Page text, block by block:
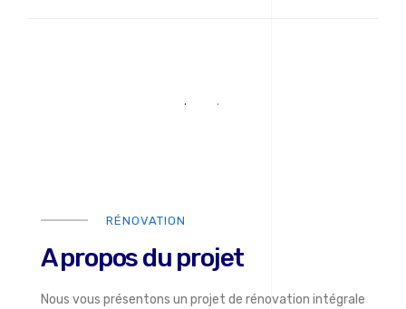
RÉNOVATION
A propos du projet
Nous vous présentons un projet de rénovation intégrale